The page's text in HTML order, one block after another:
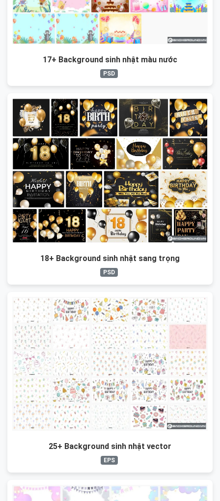
17+ Background sinh nhật màu nước
PSD
18+ Background sinh nhật sang trọng
PSD
25+ Background sinh nhật vector
EPS